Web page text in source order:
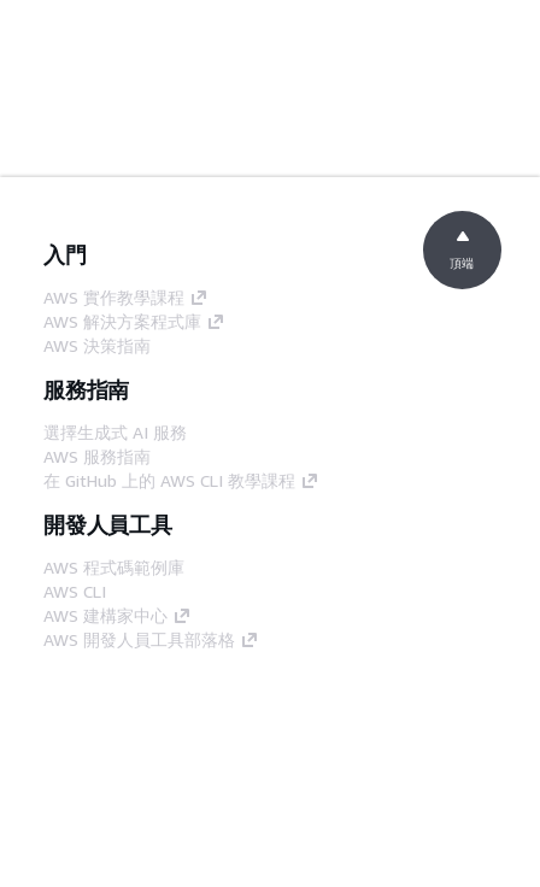
入門
AWS 實作教學課程
AWS 解決方案程式庫
AWS 決策指南
服務指南
選擇生成式 AI 服務
AWS 服務指南
在 GitHub 上的 AWS CLI 教學課程
開發人員工具
AWS 程式碼範例庫
AWS CLI
AWS 建構家中心
AWS 開發人員工具部落格
頂端